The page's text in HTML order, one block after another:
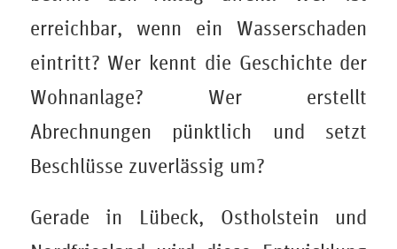
erreichbar, wenn ein Wasserschaden
eintritt? Wer kennt die Geschichte der
Wohnanlage? Wer erstellt
Abrechnungen pünktlich und setzt
Beschlüsse zuverlässig um?
Gerade in Lübeck, Ostholstein und